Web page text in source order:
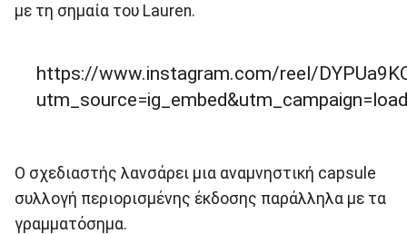
με τη σημαία του Lauren.
https://www.instagram.com/reel/
Ο σχεδιαστής λανσάρει μια αναμνηστική capsule
συλλογή περιορισμένης έκδοσης παράλληλα με τα
γραμματόσημα.